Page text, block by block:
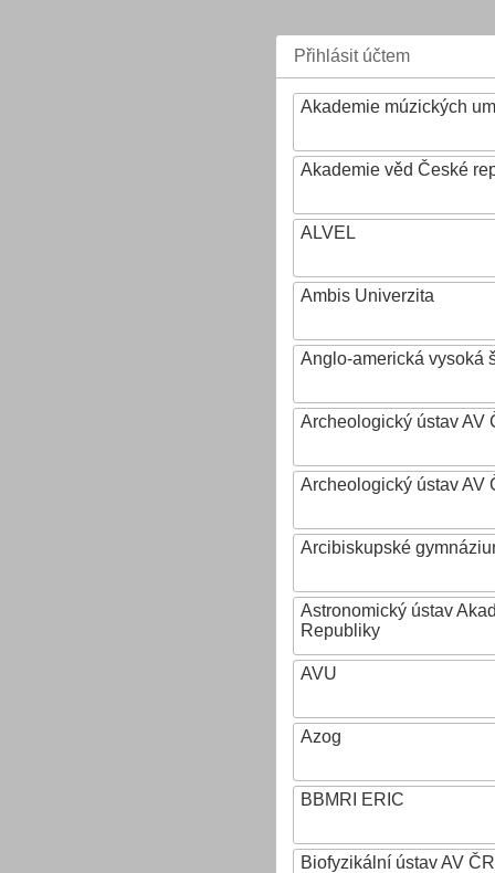
Přihlásit účtem
Akademie múzických
Akademie věd České
ALVEL
Ambis Univerzita
Anglo-americká vysoká
Archeologický ústav AV
Archeologický ústav AV
Arcibiskupské
Astronomický ústav
Republiky
AVU
Azog
BBMRI ERIC
Biofyzikální ústav AV ČR